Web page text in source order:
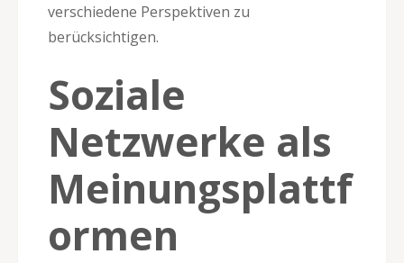
verschiedene Perspektiven zu
berücksichtigen.
Soziale
Netzwerke als
Meinungsplattf
ormen